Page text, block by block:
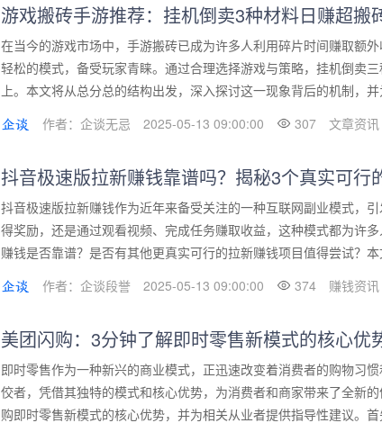
游戏搬砖手游推荐：挂机倒卖3种材料日赚超搬
在当今的游戏市场中，手游搬砖已成为许多人利用碎片时间赚取额
轻松的模式，备受玩家青睐。通过合理选择游戏与策略，挂机倒卖
上。本文将从总分总的结构出发，深入探讨这一现象背后的机制，
作者：企谈无忌
2025-05-13 09:00:00 307 文章资讯
抖音极速版拉新赚钱靠谱吗？揭秘3个真实可行
抖音极速版拉新赚钱作为近年来备受关注的一种互联网副业模式，
得奖励，还是通过观看视频、完成任务赚取收益，这种模式都为许
赚钱是否靠谱？是否有其他更真实可行的拉新赚钱项目值得尝试？
作者：企谈段誉
2025-05-13 09:00:00 374 赚钱资讯
美团闪购：3分钟了解即时零售新模式的核心优
即时零售作为一种新兴的商业模式，正迅速改变着消费者的购物习
佼者，凭借其独特的模式和核心优势，为消费者和商家带来了全新
购即时零售新模式的核心优势，并为相关从业者提供指导性建议。